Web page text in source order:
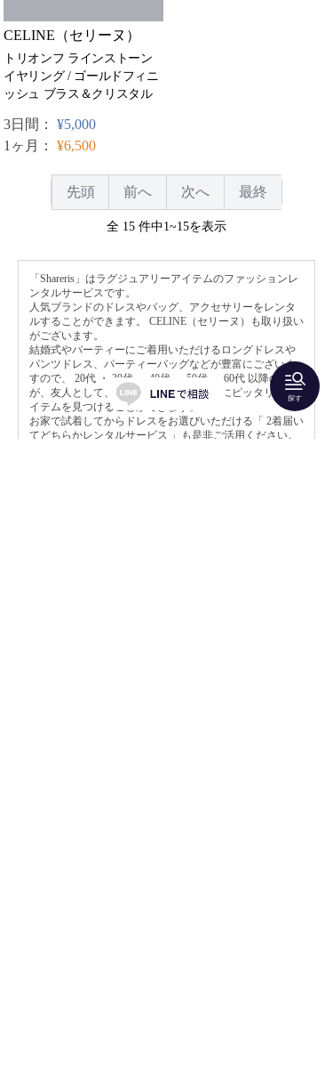
CELINE（セリーヌ）
トリオンフ ラインストーン
イヤリング / ゴールドフィニ
ッシュ ブラス＆クリスタル
3日間： ¥5,000
1ヶ月： ¥6,500
先頭 前へ 次へ 最終
全 15 件中1~15を表示
「Shareris」はラグジュアリーアイテムのファッションレ
ンタルサービスです。
人気ブランドのドレスやバッグ、アクセサリーをレンタ
ルすることができます。 CELINE（セリーヌ）も取り扱い
がございます。
結婚式やパーティーにご着用いただけるロングドレスや
パンツドレス、パーティーバッグなどが豊富にございま
すので、 20代 ・ 30代 40代 50代 60代 以降の方
が、友人として、親族として参列するのにピッタリなア
イテムを見つけることができます。
お家で試着してからドレスをお選びいただける「 2着届い
てどちらかレンタルサービス
」も是非ご活用ください。
探す